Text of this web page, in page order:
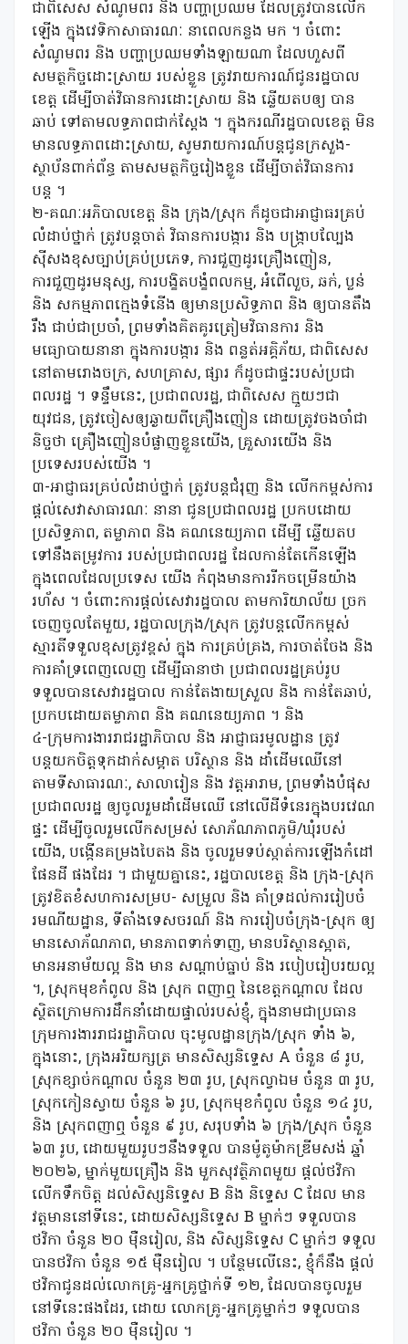
ជាពិសេស សំណូមពរ និង បញ្ហាប្រឈម ដែលត្រូវបានលើក
ឡើង ក្នុងវេទិកាសាធារណៈ នាពេលកន្លង មក ។ ចំពោះ
សំណូមពរ និង បញ្ហាប្រឈមទាំងឡាយណា ដែលហួសពី
សមត្ថកិច្ចដោះស្រាយ របស់ខ្លួន ត្រូវរាយការណ៍ជូនរដ្ឋបាល
ខេត្ត ដើម្បីចាត់វិធានការដោះស្រាយ និង ឆ្លើយតបឲ្យ បាន
ឆាប់ ទៅតាមលទ្ធភាពជាក់ស្តែង ។ ក្នុងករណីរដ្ឋបាលខេត្ត មិន
មានលទ្ធភាពដោះស្រាយ, សូមរាយការណ៍បន្តជូនក្រសួង-
ស្ថាប័នពាក់ព័ន្ធ តាមសមត្ថកិច្ចរៀងខ្លួន ដើម្បីចាត់វិធានការ
បន្ត ។
២-គណៈអភិបាលខេត្ត និង ក្រុង/ស្រុក ក៏ដូចជាអាជ្ញាធរគ្រប់
លំដាប់ថ្នាក់ ត្រូវបន្តចាត់ វិធានការបង្ការ និង បង្ក្រាបលែ្បង
ស៊ីសងខុសច្បាប់គ្រប់ប្រភេទ, ការជួញដូរគ្រឿងញៀន,
ការជួញដូរមនុស្ស, ការបង្ខិតបង្ខំពលកម្ម, អំពើលួច, ឆក់, ប្លន់
និង ​សកម្មភាព​ក្មេង​ទំនើង ឲ្យមានប្រសិទ្ធភាព និង ឲ្យបានតឹង
រឹង ជាប់ជាប្រចាំ,​ ព្រម​ទាំង​គិត​គូរ​ត្រៀម​វិធានការ​ និង ​
មធ្យោបាយ​នានា​ ក្នុង​ការ​បង្ការ​ និង ​ពន្លត់​អគ្គិភ័យ,​ ជាពិសេស ​
នៅ​តាមរោងចក្រ,​ សហគ្រាស​, ផ្សារ​ ក៏ដូចជា​ផ្ទះ​របស់​ប្រជា
ពលរដ្ឋ ។ ទន្ទឹមនេះ, ប្រជាពលរដ្ឋ, ជាពិសេស ក្មួយៗជា
យុវជន, ត្រូវចៀសឲ្យឆ្ងាយពីគ្រឿងញៀន ដោយត្រូវចងចាំជា
និច្ចថា គ្រឿងញៀនបំផ្លាញខ្លួនយើង, គ្រួសារយើង និង
ប្រទេសរបស់យើង ។
៣-អាជ្ញាធរគ្រប់លំដាប់ថ្នាក់ ត្រូវបន្តជំរុញ និង លើកកម្ពស់ការ
ផ្តល់សេវាសាធារណៈ នានា ជូនប្រជាពលរដ្ឋ ប្រកបដោយ
ប្រសិទ្ធភាព, តម្លាភាព និង គណនេយ្យភាព ដើម្បី ឆ្លើយតប
ទៅនឹងតម្រូវការ របស់ប្រជាពលរដ្ឋ ដែល​កាន់តែកើនឡើង
ក្នុងពេលដែលប្រទេស យើង កំពុងមានការរីកចម្រើនយ៉ាង
រហ័ស ។ ចំពោះការផ្តល់សេវារដ្ឋបាល តាមការិយាល័យ ច្រក
ចេញចូលតែមួយ, រដ្ឋបាលក្រុង/ស្រុក ត្រូវបន្តលើកកម្ពស់
ស្មារតីទទួលខុសត្រូវខ្ពស់ ក្នុង ការគ្រប់គ្រង, ការចាត់ចែង និង
ការគាំទ្រពេញលេញ ដើម្បីធានាថា ប្រជាពលរដ្ឋគ្រប់រូប
ទទួលបានសេវារដ្ឋបាល កាន់តែងាយស្រួល និង កាន់តែឆាប់,
ប្រកបដោយតម្លាភាព និង គណនេយ្យភាព ។ និង
៤-ក្រុមការងាររាជរដ្ឋាភិបាល និង អាជ្ញាធរមូលដ្ឋាន ត្រូវ
បន្តយកចិត្តទុកដាក់សម្អាត បរិស្ថាន និង ដាំដើមឈើនៅ
តាមទីសាធារណៈ, សាលារៀន និង វត្តអារាម, ព្រមទាំងបំផុស
ប្រជាពលរដ្ឋ ឲ្យចូលរួមដាំដើមឈើ នៅលើដីទំនេរក្នុងបរវេណ
ផ្ទះ ដើម្បីចូលរួមលើកសម្រស់ សោភ័ណភាពភូមិ/ឃុំរបស់
យើង, បង្កើនគម្រងបៃតង និង ចូលរួមទប់ស្កាត់ការឡើងកំដៅ
ផែនដី ផងដែរ ។ ជាមួយគ្នានេះ, រដ្ឋបាលខេត្ត និង ក្រុង-ស្រុក
ត្រូវខិតខំសហការសម្រប- សម្រួល និង គាំទ្រដល់ការរៀបចំ
រមណីយដ្ឋាន, ទីតាំងទេសចរណ៍ និង ការរៀបចំក្រុង-ស្រុក ឲ្យ
មានសោភ័ណភាព, មានភាពទាក់ទាញ, មានបរិស្ថានស្អាត,
មានអនាម័យល្អ និង មាន សណ្តាប់ធ្នាប់ និង របៀបរៀបរយល្អ
។, ស្រុកមុខកំពូល និង ស្រុក ពញាឮ នៃខេត្តកណ្តាល ដែល
ស្ថិតក្រោមការដឹកនាំដោយផ្ទាល់របស់ខ្ញុំ, ក្នុងនាមជាប្រធាន
ក្រុមការងាររាជរដ្ឋាភិបាល ចុះមូលដ្ឋានក្រុង/ស្រុក ទាំង ៦,
ក្នុងនោះ, ក្រុងអរិយក្សត្រ មានសិស្សនិទ្ទេស A ចំនួន ៨ រូប,
ស្រុកខ្សាច់កណ្តាល ចំនួន ២៣ រូប, ស្រុកល្វាឯម ចំនួន ៣ រូប,
ស្រុកកៀនស្វាយ ចំនួន ៦ រូប, ស្រុកមុខកំពូល ចំនួន ១៤ រូប,
និង ស្រុកពញាឮ ចំនួន ៩ រូប, សរុបទាំង ៦ ក្រុង/ស្រុក ចំនួន
៦៣ រូប, ដោយមួយរូបៗនឹងទទួល បានម៉ូតូម៉ាកឌ្រីមសង់ ឆ្នាំ
២០២៦, ម្នាក់មួយគ្រឿង និង មួកសុវត្ថិភាពមួយ ផ្តល់ថវិកា
លើកទឹកចិត្ត ដល់សិស្សនិទ្ទេស B និង និទ្ទេស C ដែល មាន
វត្តមាននៅទីនេះ, ដោយសិស្សនិទ្ទេស B ម្នាក់ៗ ទទួលបាន
ថវិកា ចំនួន ២០ ម៉ឺនរៀល, និង សិស្សនិទ្ទេស C ម្នាក់ៗ ទទួល
បានថវិកា ចំនួន ១៥ ម៉ឺនរៀល ។ បន្ថែមលើនេះ, ខ្ញុំក៏នឹង ផ្តល់
ថវិកាជូនដល់លោកគ្រូ-អ្នកគ្រូថ្នាក់ទី ១២​, ដែលបានចូលរួម
នៅទីនេះផងដែរ, ដោយ លោកគ្រូ-អ្នកគ្រូម្នាក់ៗ ទទួលបាន
ថវិកា ចំនួន ២០ ម៉ឺនរៀល ។